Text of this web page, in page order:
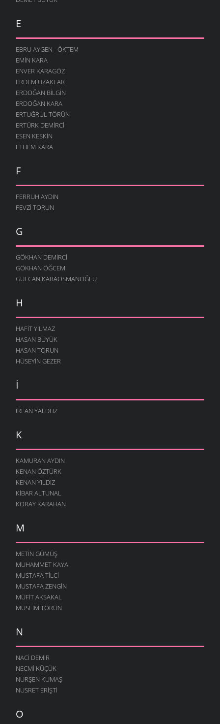
E
EBRU AYGEN - ÖKTEM
EMIN KARA
ENVER KARAGÖZ
ERDEM UZAKLAR
ERDOĞAN BILGIN
ERDOĞAN KARA
ERTUĞRUL TÖRÜN
ERTÜRK DEMIRCI
ESEN KESKIN
ETHEM KARA
F
FERRUH AYDIN
FEVZI TORUN
G
GÖKHAN DEMIRCI
GÖKHAN ÖĞCEM
GÜLCAN KARAOSMANOĞLU
H
HAFIT YILMAZ
HASAN BÜYÜK
HASAN TORUN
HÜSEYIN GEZER
I
İRFAN YALDUZ
K
KAMURAN AYDIN
KENAN ÖZTÜRK
KENAN YILDIZ
KIBAR ALTUNAL
KORAY KARAHAN
M
METIN GÜMÜŞ
MUHAMMET KAYA
MUSTAFA TILCI
MUSTAFA ZENGIN
MÜFIT AKSAKAL
MÜSLIM TÖRÜN
N
NACI DEMIR
NECMI KÜÇÜK
NURŞEN KUMAŞ
NUSRET ERIŞTI
O